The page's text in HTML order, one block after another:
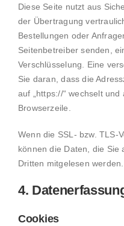
Diese Seite nutzt aus
der Übertragung
Bestellungen oder
Seitenbetreiber senden,
Verschlüsselung. Eine
Sie daran, dass die
auf „https://“ wechselt
Browserzeile.
Wenn die SSL- bzw. TLS-
können die Daten, die Sie
Dritten mitgelesen werden.
4.
Cookies